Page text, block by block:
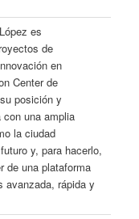
es
de
en
Center de
posición y
una amplia
la ciudad
y, para hacerlo,
de una plataforma
avanzada, rápida y